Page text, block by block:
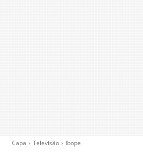
Capa Televisão Ibope